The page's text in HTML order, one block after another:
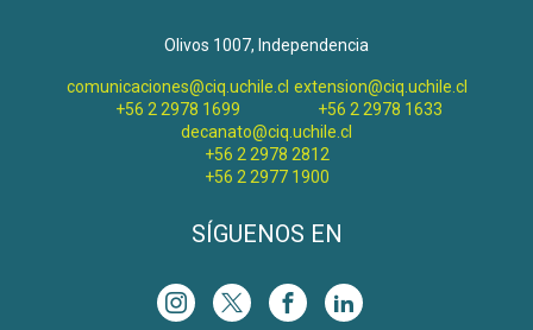
Olivos 1007, Independencia
comunicaciones@ciq.uchile.cl
+56 2 2978 1699
extension@ciq.uchile.cl
+56 2 2978 1633
decanato@ciq.uchile.cl
+56 2 2978 2812
+56 2 2977 1900
SÍGUENOS EN